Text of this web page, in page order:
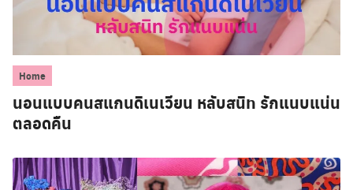
Home
นอนแบบคนสแกนดิเนเวียน หลับสนิท รักแนบแน่น
ตลอดคืน